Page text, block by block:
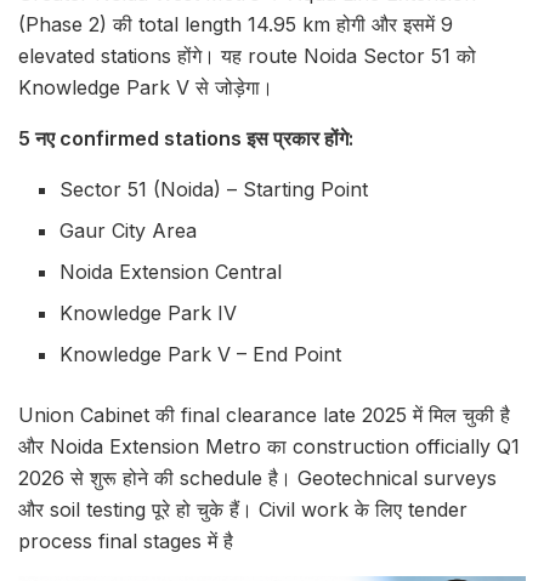
(Phase 2) की total length 14.95 km होगी और इसमें 9
elevated stations होंगे। यह route Noida Sector 51 को
Knowledge Park V से जोड़ेगा।
5 नए confirmed stations इस प्रकार होंगे:
Sector 51 (Noida) – Starting Point
Gaur City Area
Noida Extension Central
Knowledge Park IV
Knowledge Park V – End Point
Union Cabinet की final clearance late 2025 में मिल चुकी है
और Noida Extension Metro का construction officially Q1
2026 से शुरू होने की schedule है। Geotechnical surveys
और soil testing पूरे हो चुके हैं। Civil work के लिए tender
process final stages में है